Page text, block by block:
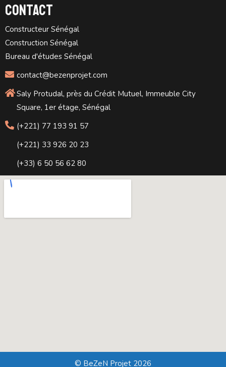
Contact
Constructeur Sénégal
Construction Sénégal
Bureau d'études Sénégal
contact@bezenprojet.com
Saly Protudal, près du Crédit Mutuel, Immeuble City
Square, 1er étage, Sénégal
(+221) 77 193 91 57
(+221) 33 926 20 23
(+33) 6 50 56 62 80
© BeZeN Projet 2026